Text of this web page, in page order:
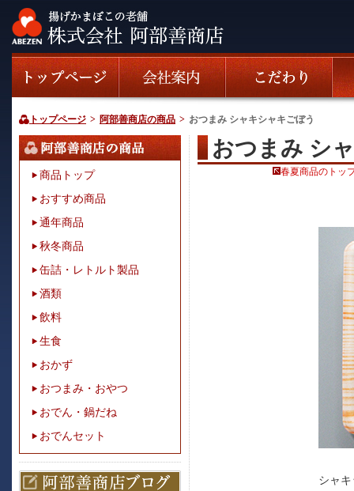
トップページ > 阿部善商店の商品 > おつまみ シャキシャキごぼう
商品トップ
おすすめ商品
通年商品
秋冬商品
缶詰・レトルト製品
酒類
飲料
生食
おかず
おつまみ・おやつ
おでん・鍋だね
おでんセット
おつまみ シ
春夏商品のトッ
シャ